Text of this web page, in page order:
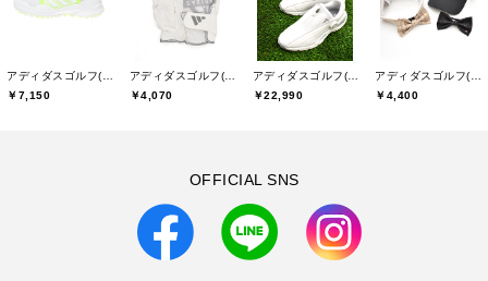
￥7,150
￥4,070
￥22,990
￥4,400
OFFICIAL SNS